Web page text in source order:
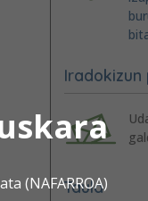
(NAFARROA)
Taula